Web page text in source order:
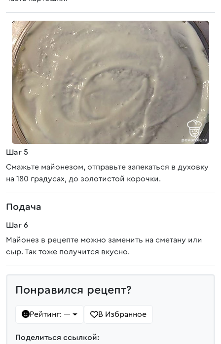
Шаг 5
Смажьте майонезом, отправьте запекаться в духовку
на 180 градусах, до золотистой корочки.
Подача
Шаг 6
Майонез в рецепте можно заменить на сметану или
сыр. Так тоже получится вкусно.
Понравился рецепт?
Рейтинг: — В Избранное
Поделиться ссылкой: